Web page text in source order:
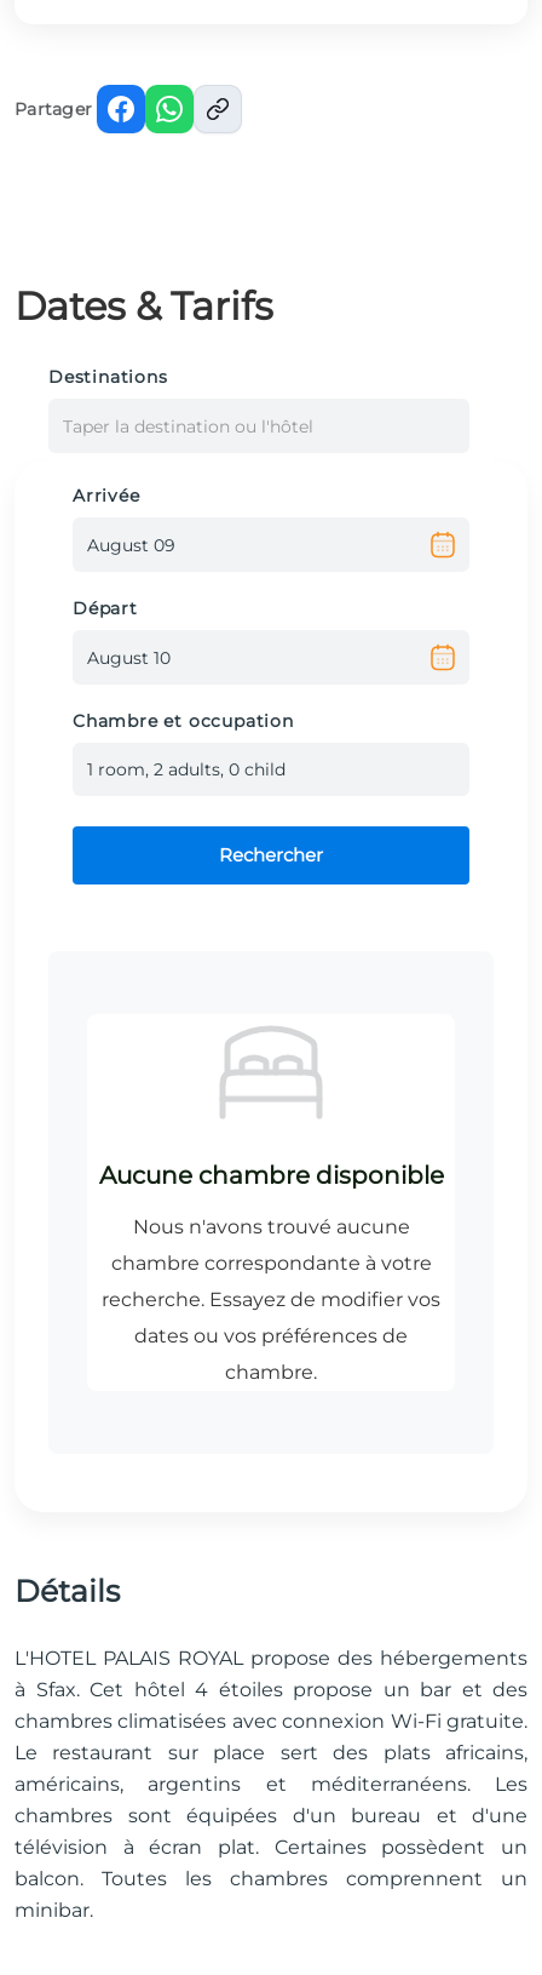
Partager
Dates & Tarifs
Destinations
Taper la destination ou l'hôtel
Arrivée
Départ
Chambre et occupation
1 room, 2 adults, 0 child
Rechercher
Détails
L'HOTEL PALAIS ROYAL propose des hébergements
à Sfax. Cet hôtel 4 étoiles propose un bar et des
chambres climatisées avec connexion Wi-Fi gratuite.
Le restaurant sur place sert des plats africains,
américains, argentins et méditerranéens. Les
chambres sont équipées d'un bureau et d'une
télévision à écran plat. Certaines possèdent un
balcon. Toutes les chambres comprennent un
minibar.